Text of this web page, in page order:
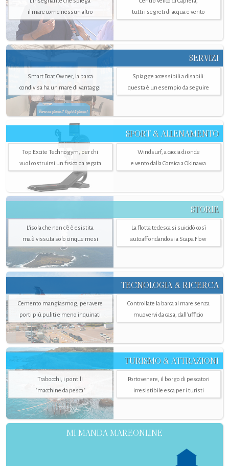
il mare come nessun altro
tutti i segreti di acqua e vento
SERVIZI
Smart Boat Owner, la barca
condivisa ha un mare di vantaggi
Spiagge accessibili a disabili:
questa è un esempio da seguire
SPORT & ALLENAMENTO
Top Excite Technogym, per chi
vuol costruirsi un fisico da regata
Windsurf, a caccia di onde
e vento dalla Corsica a Okinawa
STORIE
L’isola che non c'è è esistita
ma è vissuta solo cinque mesi
La flotta tedesca si suicidò così
autoaffondandosi a Scapa Flow
TECNOLOGIA & RICERCA
Cemento mangiasmog, per avere
porti più puliti e meno inquinati
Controllate la barca al mare senza
muovervi da casa, dall’ufficio
TURISMO & ATTRAZIONI
Trabocchi, i pontili
"macchine da pesca"
Portovenere, il borgo di pescatori
irresistibile esca per i turisti
MI MANDA MAREONLINE